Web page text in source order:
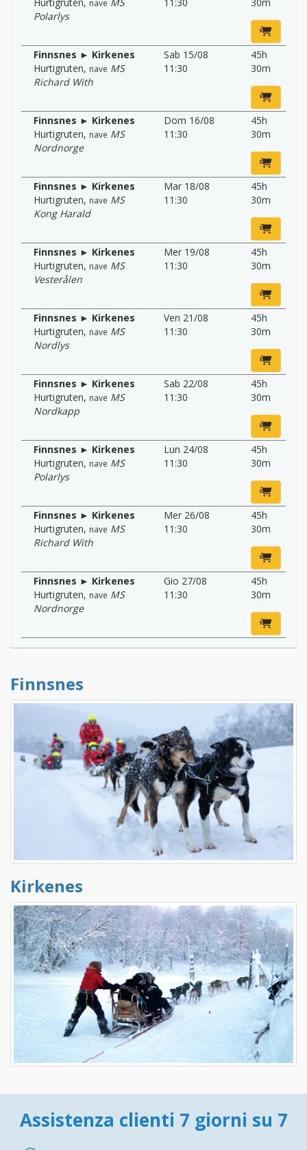
nave
Polarlys
Finnsnes ► Kirkenes
Hurtigruten, nave MS
Richard With
Sab 15/08
11:30
45h
30m
Finnsnes ► Kirkenes
Hurtigruten, nave MS
Nordnorge
Dom 16/08
11:30
45h
30m
Finnsnes ► Kirkenes
Hurtigruten, nave MS
Kong Harald
Mar 18/08
11:30
45h
30m
Finnsnes ► Kirkenes
Hurtigruten, nave MS
Vesterålen
Mer 19/08
11:30
45h
30m
Finnsnes ► Kirkenes
Hurtigruten, nave MS
Nordlys
Ven 21/08
11:30
45h
30m
Finnsnes ► Kirkenes
Hurtigruten, nave MS
Nordkapp
Sab 22/08
11:30
45h
30m
Finnsnes ► Kirkenes
Hurtigruten, nave MS
Polarlys
Lun 24/08
11:30
45h
30m
Finnsnes ► Kirkenes
Hurtigruten, nave MS
Richard With
Mer 26/08
11:30
45h
30m
Finnsnes ► Kirkenes
Hurtigruten, nave MS
Nordnorge
Gio 27/08
11:30
45h
30m
Finnsnes
Kirkenes
Assistenza clienti 7 giorni su 7